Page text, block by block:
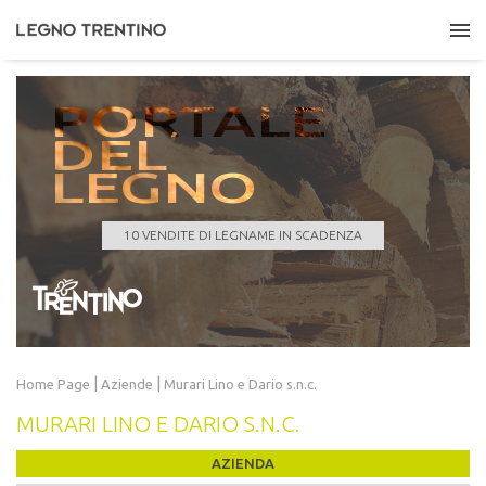
PORTALE
DEL
LEGNO
10 VENDITE DI LEGNAME IN SCADENZA
COMUNE DI GIUSTINO
Quantità
647,000 m³
Data scadenza
10/08/2026 11:00:00
Home Page Aziende Murari Lino e Dario s.n.c.
MURARI LINO E DARIO S.N.C.
AZIENDA